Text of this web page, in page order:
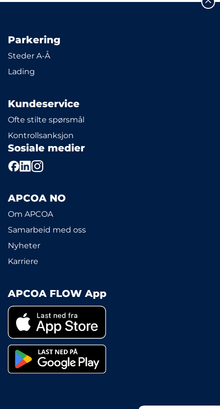
Parkering
Steder A-Å
Lading
Kundeservice
Ofte stilte spørsmål
Kontrollsanksjon
Sosiale medier
APCOA NO
Om APCOA
Samarbeid med oss
Nyheter
Karriere
APCOA FLOW App